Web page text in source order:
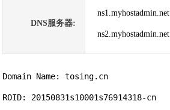
DNS服务器:
ns1.myhostadmin.net
ns2.myhostadmin.net
Domain Name: tosing.cn
ROID: 20150831s10001s76914318-cn